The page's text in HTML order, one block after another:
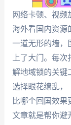
网络卡顿、视
海外看国内资源
一道无形的墙，
上了大门。每
解地域锁的关键
选择眼花缭乱，
比哪个回国效
文章就是帮你避